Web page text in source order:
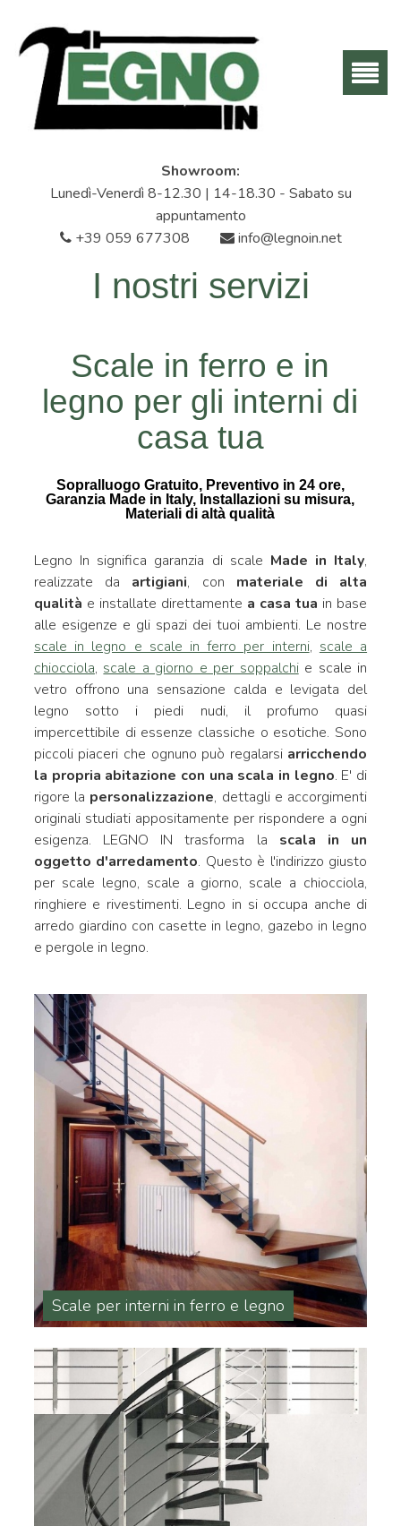
Showroom:
Lunedì-Venerdì 8-12.30 | 14-18.30 - Sabato su
appuntamento
+39 059 677308
info@legnoin.net
I nostri servizi
Scale in ferro e in
legno per gli interni di
casa tua
Sopralluogo Gratuito, Preventivo in 24 ore,
Garanzia Made in Italy, Installazioni su misura,
Materiali di altà qualità
Legno In significa garanzia di scale Made in Italy,
realizzate da artigiani, con materiale di alta
qualità e installate direttamente a casa tua in base
alle esigenze e gli spazi dei tuoi ambienti. Le nostre
scale in legno e scale in ferro per interni, scale a
chiocciola, scale a giorno e per soppalchie scale in
vetro offrono una sensazione calda e levigata del
legno sotto i piedi nudi, il profumo quasi
impercettibile di essenze classiche o esotiche. Sono
piccoli piaceri che ognuno può regalarsiarricchendo
la propria abitazione con una scala in legno. E' di
rigore la personalizzazione, dettagli e accorgimenti
originali studiati appositamente per rispondere a ogni
esigenza. LEGNO IN trasforma la scala in un
oggetto d'arredamento. Questo è l'indirizzo giusto
per scale legno, scale a giorno, scale a chiocciola,
ringhiere e rivestimenti. Legno in si occupa anche di
arredo giardino con casette in legno, gazebo in legno
e pergole in legno.
Scale per interni in ferro e legno